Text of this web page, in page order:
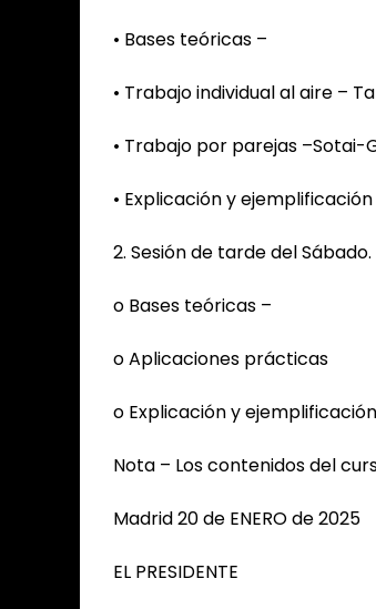
• Bases teóricas –
• Trabajo individual al aire –
• Trabajo por parejas –Sotai-
• Explicación y
2. Sesión de tarde del Sábado.
o Bases teóricas –
o Aplicaciones prácticas
o Explicación y
Nota – Los contenidos del
Madrid 20 de ENERO de 2025
EL PRESIDENTE